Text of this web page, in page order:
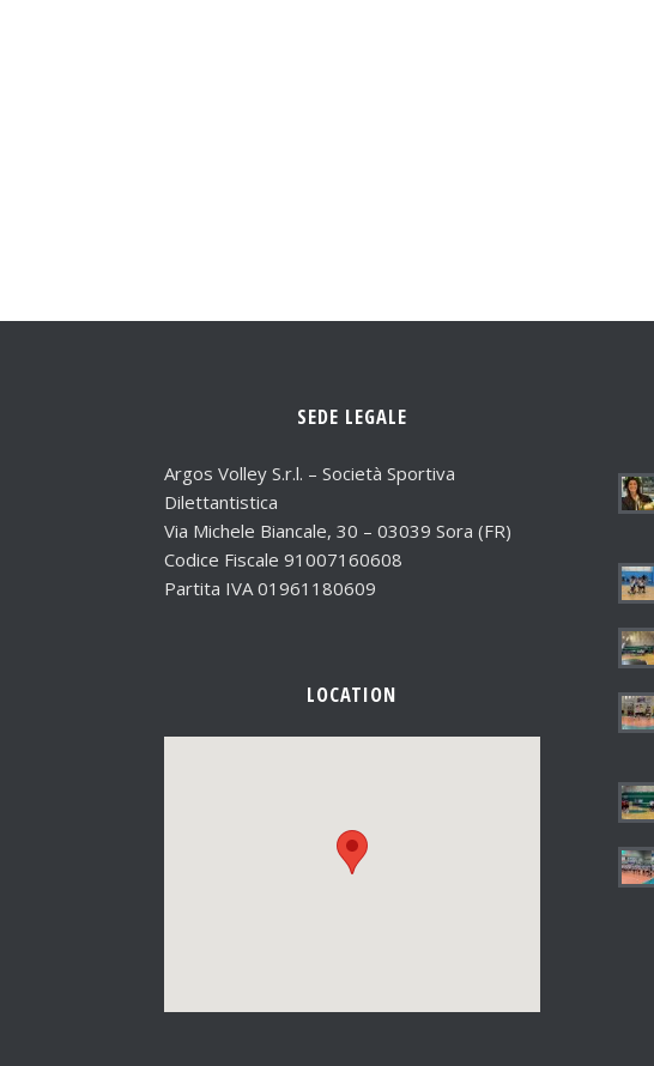
SEDE LEGALE
Argos Volley S.r.l. – Società Sportiva
Dilettantistica
Via Michele Biancale, 30 – 03039 Sora (FR)
Codice Fiscale 91007160608
Partita IVA 01961180609
LOCATION